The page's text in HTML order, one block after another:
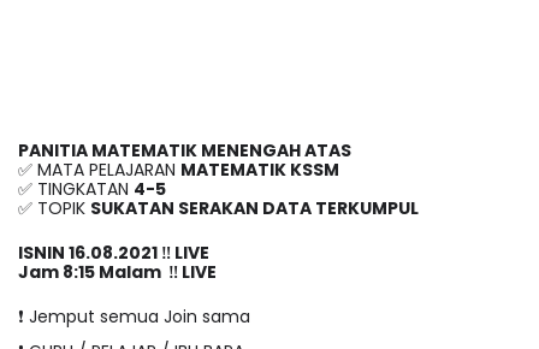
PANITIA MATEMATIK MENENGAH ATAS
✅ MATA PELAJARAN MATEMATIK KSSM
✅ TINGKATAN 4-5
✅ TOPIK SUKATAN SERAKAN DATA TERKUMPUL
ISNIN 16.08.2021 ‼️ LIVE
Jam 8:15 Malam  ‼️ LIVE
❗️ Jemput semua Join sama